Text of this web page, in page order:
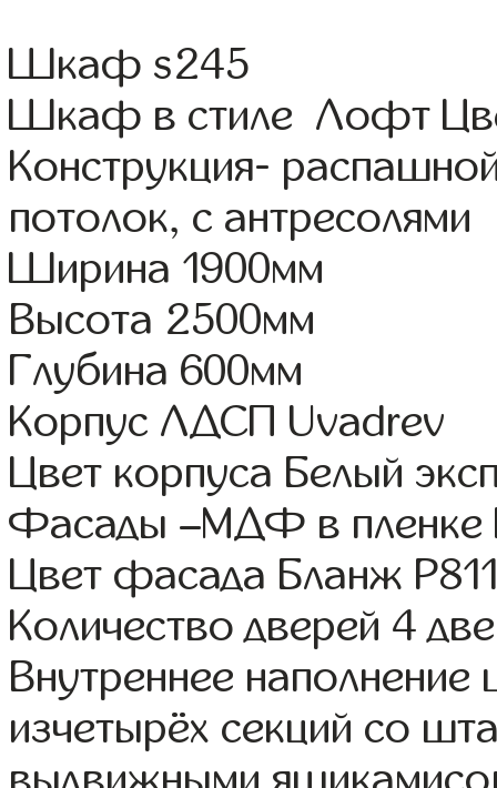
Шкаф s245
Шкаф в стиле Лофт
Конструкция-
потолок, с антресолями
Ширина 1900мм
Высота 2500мм
Глубина 600мм
Корпус ЛДСП Uvadrev
Цвет корпуса Белый
Фасады –МДФ в пленке
Цвет фасада Бланж
Количество дверей 4
Внутреннее
изчетырёх секций со